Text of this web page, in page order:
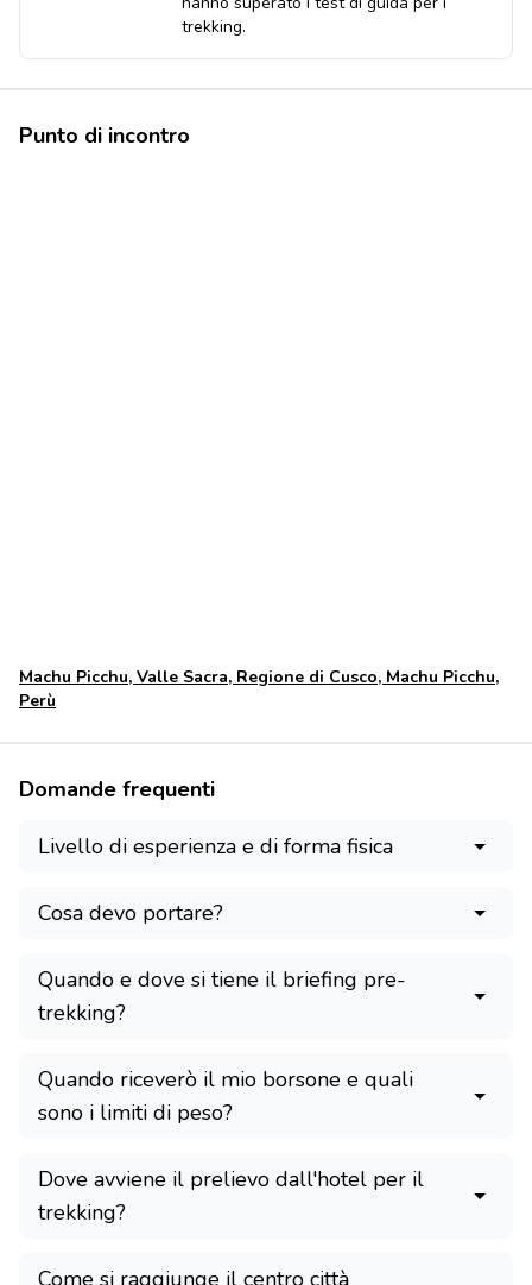
trekking.
Punto di incontro
Machu Picchu, Valle Sacra, Regione di Cusco, Machu Picchu,
Perù
Domande frequenti
Livello di esperienza e di forma fisica
Cosa devo portare?
Quando e dove si tiene il briefing pre-
trekking?
Quando riceverò il mio borsone e quali
sono i limiti di peso?
Dove avviene il prelievo dall'hotel per il
trekking?
Come si raggiunge il centro città